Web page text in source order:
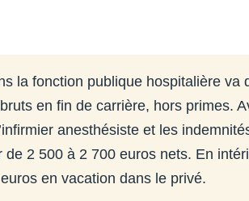
la fonction publique hospitalière va
en fin de carrière, hors primes.
anesthésiste et les
2 500 à 2 700 euros nets. En
en vacation dans le privé.